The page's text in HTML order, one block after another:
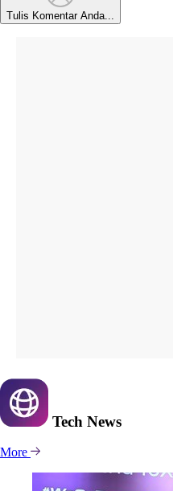
Tulis Komentar Anda...
Tech News
More